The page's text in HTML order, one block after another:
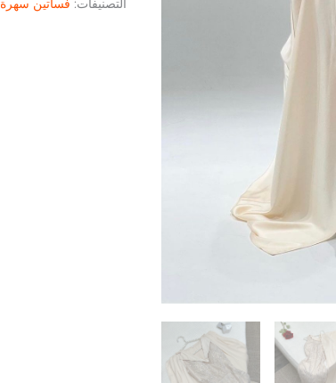
التصنيفات: فساتين سهرة